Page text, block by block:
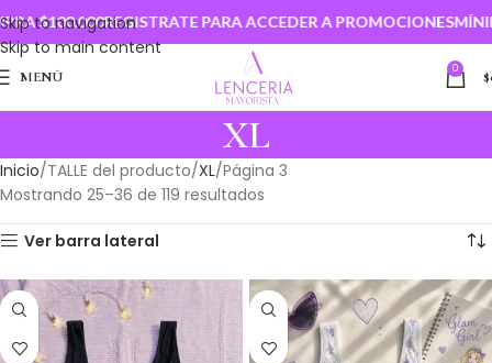
Skip to navigation
Skip to main content
REGISTRATE PARA ACCEDER A PROMOCIONESMÍNIMO DE
MENÚ 0 $
XL
Inicio TALLE del producto XL Página 3
Mostrando 25–36 de 119 resultados
Ver barra lateral